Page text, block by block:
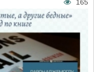
165